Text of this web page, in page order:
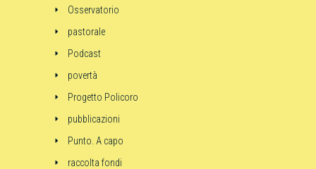
Osservatorio
pastorale
Podcast
povertà
Progetto Policoro
pubblicazioni
Punto. A capo
raccolta fondi